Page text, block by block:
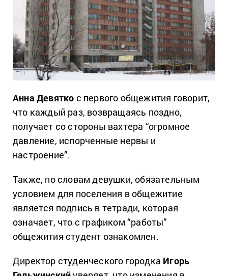
Анна Девятко с первого общежития говорит,
что каждый раз, возвращаясь поздно,
получает со стороны вахтера “огромное
давление, испорченные нервы и
настроение”.
Также, по словам девушки, обязательным
условием для поселения в общежитие
является подпись в тетради, которая
означает, что с графиком “работы”
общежития студент ознакомлен.
Директор студенческого городка Игорь